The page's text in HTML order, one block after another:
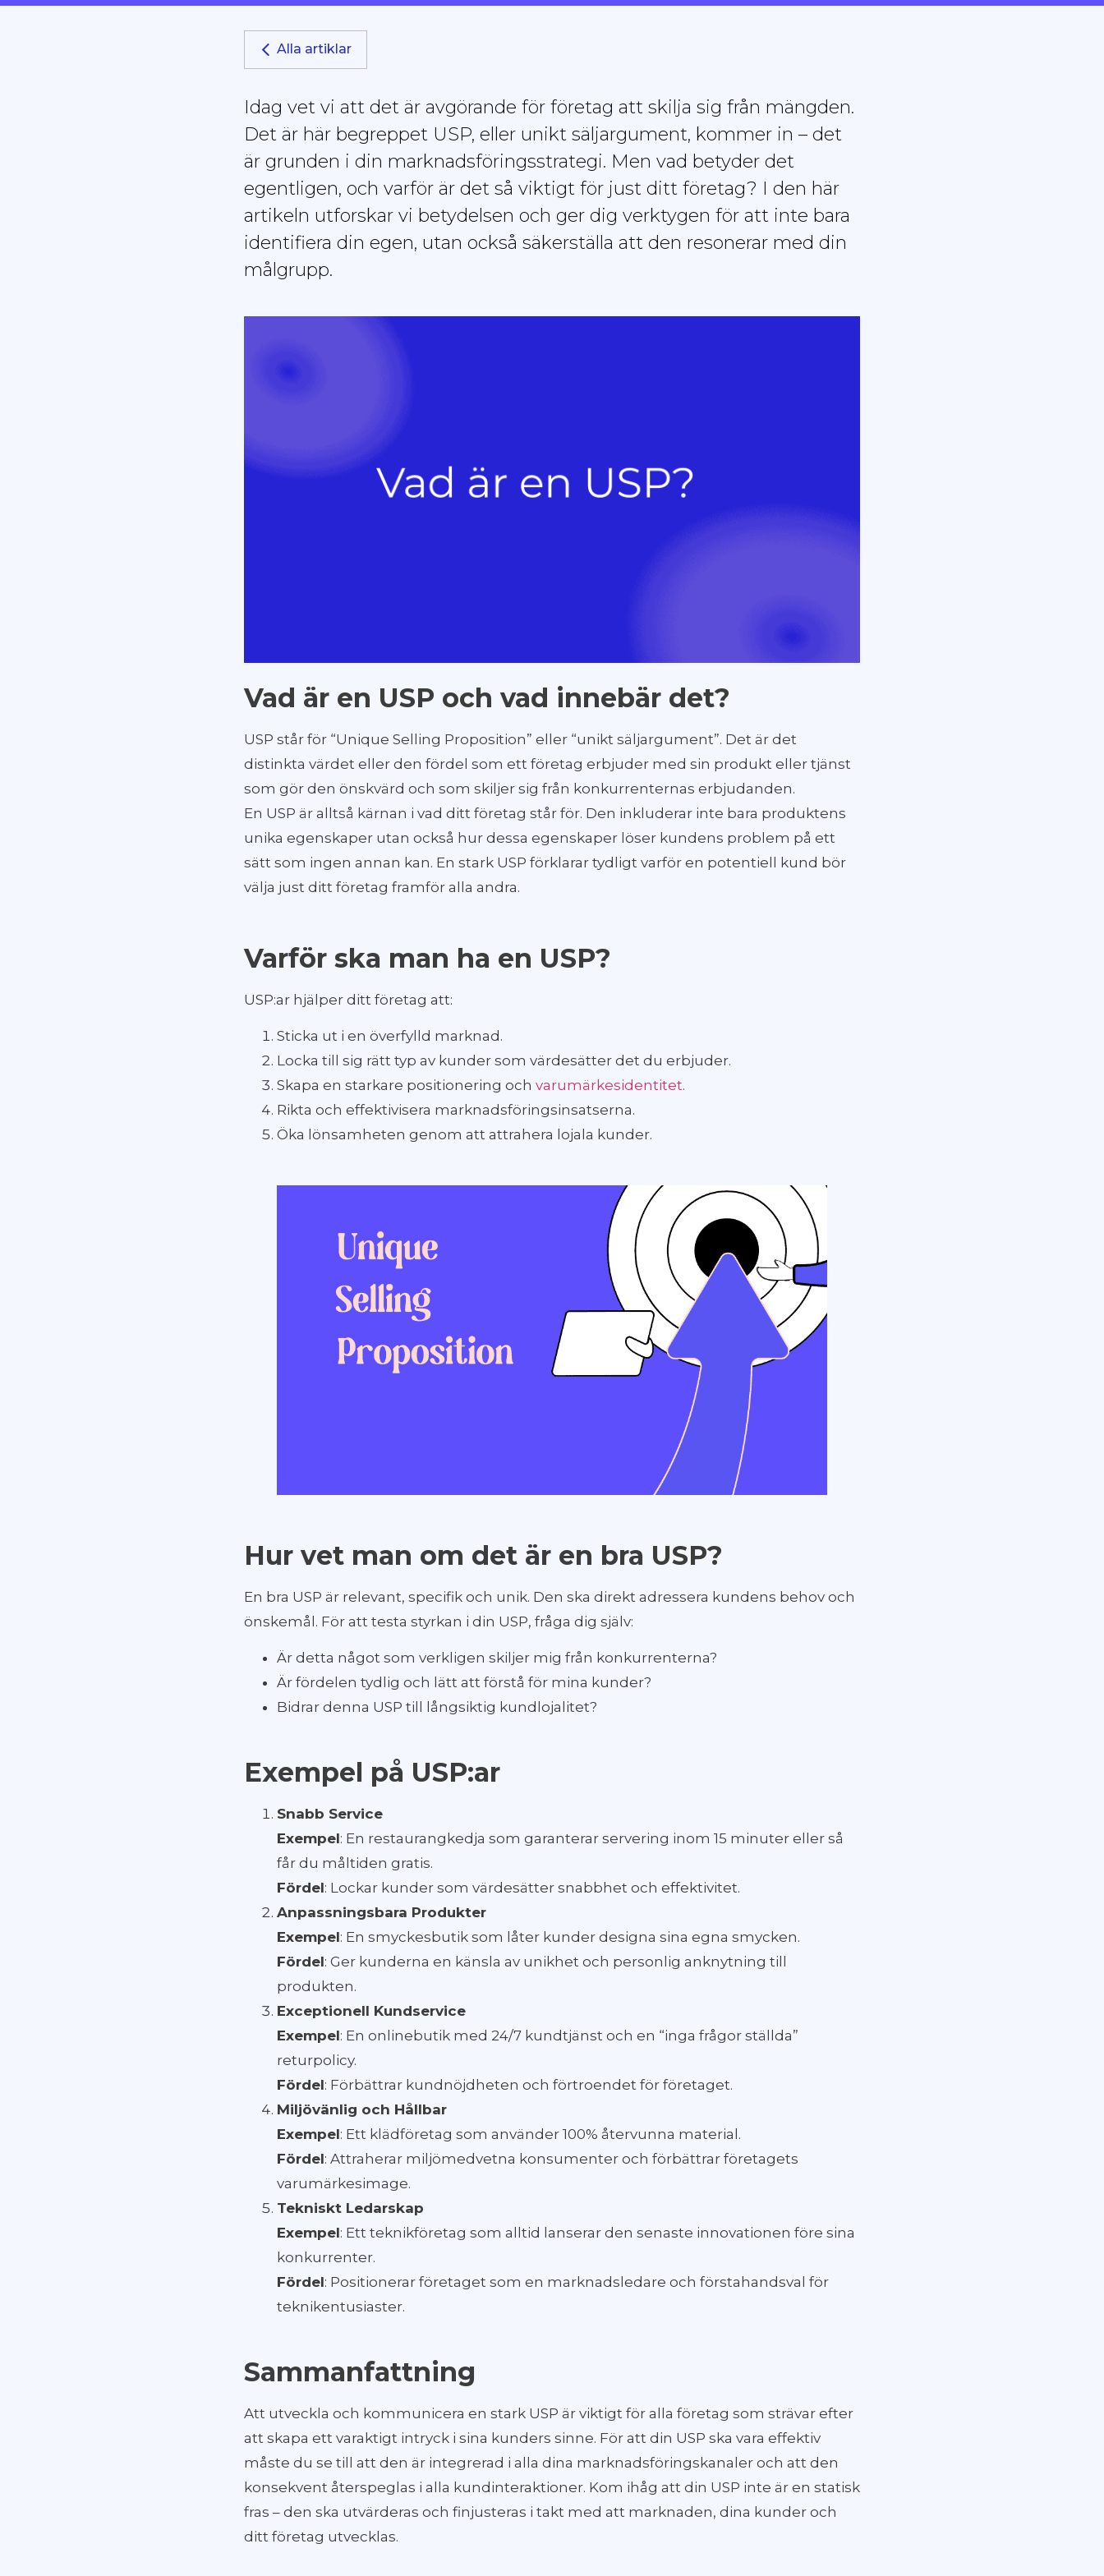
Alla artiklar
Idag vet vi att det är avgörande för företag att skilja sig från mängden.
Det är här begreppet USP, eller unikt säljargument, kommer in – det
är grunden i din marknadsföringsstrategi. Men vad betyder det
egentligen, och varför är det så viktigt för just ditt företag? I den här
artikeln utforskar vi betydelsen och ger dig verktygen för att inte bara
identifiera din egen, utan också säkerställa att den resonerar med din
målgrupp.
Vad är en USP och vad innebär det?
USP står för “Unique Selling Proposition” eller “unikt säljargument”. Det är det
distinkta värdet eller den fördel som ett företag erbjuder med sin produkt eller tjänst
som gör den önskvärd och som skiljer sig från konkurrenternas erbjudanden.
En USP är alltså kärnan i vad ditt företag står för. Den inkluderar inte bara produktens
unika egenskaper utan också hur dessa egenskaper löser kundens problem på ett
sätt som ingen annan kan. En stark USP förklarar tydligt varför en potentiell kund bör
välja just ditt företag framför alla andra.
Varför ska man ha en USP?
USP:ar hjälper ditt företag att:
Sticka ut i en överfylld marknad.
Locka till sig rätt typ av kunder som värdesätter det du erbjuder.
Skapa en starkare positionering och varumärkesidentitet.
Rikta och effektivisera marknadsföringsinsatserna.
Öka lönsamheten genom att attrahera lojala kunder.
Hur vet man om det är en bra USP?
En bra USP är relevant, specifik och unik. Den ska direkt adressera kundens behov och
önskemål. För att testa styrkan i din USP, fråga dig själv:
Är detta något som verkligen skiljer mig från konkurrenterna?
Är fördelen tydlig och lätt att förstå för mina kunder?
Bidrar denna USP till långsiktig kundlojalitet?
Exempel på USP:ar
Snabb Service
Exempel: En restaurangkedja som garanterar servering inom 15 minuter eller så
får du måltiden gratis.
Fördel: Lockar kunder som värdesätter snabbhet och effektivitet.
Anpassningsbara Produkter
Exempel: En smyckesbutik som låter kunder designa sina egna smycken.
Fördel: Ger kunderna en känsla av unikhet och personlig anknytning till
produkten.
Exceptionell Kundservice
Exempel: En onlinebutik med 24/7 kundtjänst och en “inga frågor ställda”
returpolicy.
Fördel: Förbättrar kundnöjdheten och förtroendet för företaget.
Miljövänlig och Hållbar
Exempel: Ett klädföretag som använder 100% återvunna material.
Fördel: Attraherar miljömedvetna konsumenter och förbättrar företagets
varumärkesimage.
Tekniskt Ledarskap
Exempel: Ett teknikföretag som alltid lanserar den senaste innovationen före sina
konkurrenter.
Fördel: Positionerar företaget som en marknadsledare och förstahandsval för
teknikentusiaster.
Sammanfattning
Att utveckla och kommunicera en stark USP är viktigt för alla företag som strävar efter
att skapa ett varaktigt intryck i sina kunders sinne. För att din USP ska vara effektiv
måste du se till att den är integrerad i alla dina marknadsföringskanaler och att den
konsekvent återspeglas i alla kundinteraktioner. Kom ihåg att din USP inte är en statisk
fras – den ska utvärderas och finjusteras i takt med att marknaden, dina kunder och
ditt företag utvecklas.